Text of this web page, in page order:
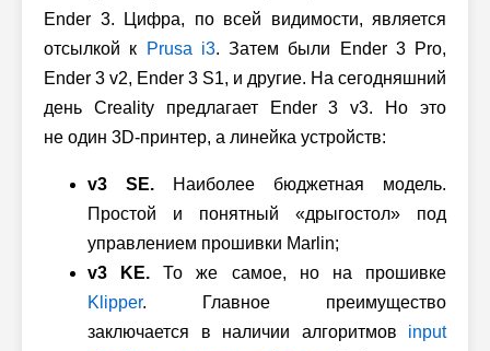
Ender 3. Цифра, по всей видимости, является
отсылкой к
Prusa i3. Затем были Ender 3 Pro,
Ender 3 v2, Ender 3 S1, и другие. На сегодняшний
день Creality предлагает Ender 3 v3. Но это
не один 3D-принтер, а линейка устройств:
v3 SE. Наиболее бюджетная модель.
Простой и понятный «дрыгостол» под
управлением прошивки Marlin;
v3 KE. То же самое, но на прошивке
Klipper. Главное преимущество
заключается в наличии алгоритмов input